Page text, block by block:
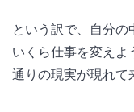
という訳で、自分
いくら仕事を変えよ
通りの現実が現れて